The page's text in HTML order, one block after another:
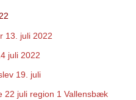
13. juli 2022
juli 2022
19. juli
22 juli region 1 Vallensbæk